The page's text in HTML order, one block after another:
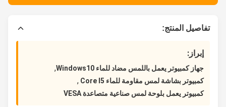
تفاصيل المنتج:
إبراز:
جهاز كمبيوتر يعمل باللمس مضاد للماء Windows10 ,
كمبيوتر بشاشة لمس مقاومة للماء Core I5 ​​ ,
كمبيوتر يعمل بلوحة لمس صناعية متصاعدة VESA